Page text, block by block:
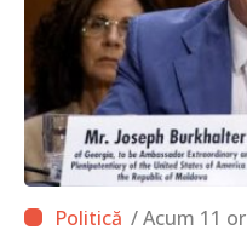
/ Acum 11